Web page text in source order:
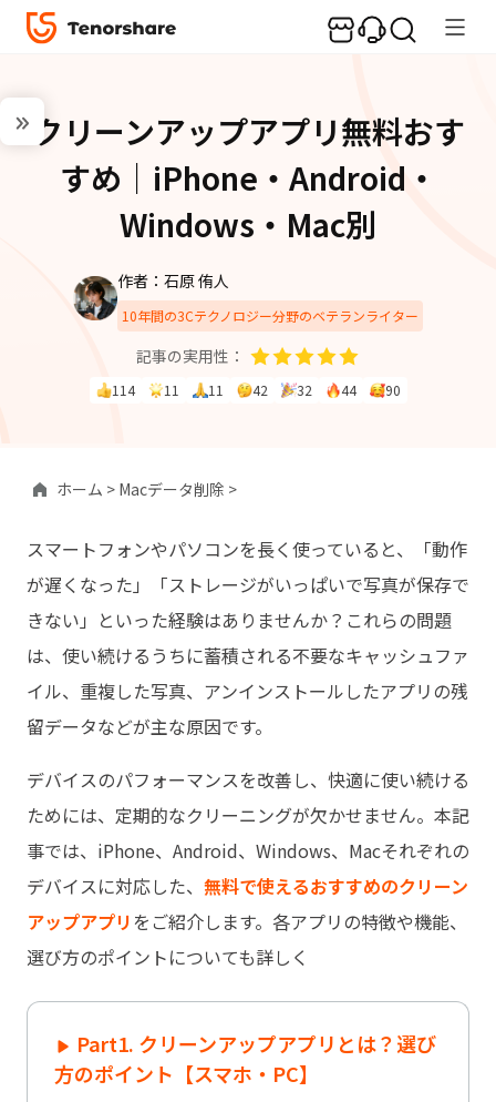
クリーンアップアプリ無料おす
すめ｜iPhone・Android・
Windows・Mac別
作者：石原 侑人
10年間の3Cテクノロジー分野のベテランライター
記事の実用性：
114 11 11 42 32 44 90
ホーム > Macデータ削除 >
スマートフォンやパソコンを長く使っていると、「動作
が遅くなった」「ストレージがいっぱいで写真が保存で
きない」といった経験はありませんか？これらの問題
は、使い続けるうちに蓄積される不要なキャッシュファ
イル、重複した写真、アンインストールしたアプリの残
留データなどが主な原因です。
デバイスのパフォーマンスを改善し、快適に使い続ける
ためには、定期的なクリーニングが欠かせません。本記
事では、iPhone、Android、Windows、Macそれぞれの
デバイスに対応した、 無料で使えるおすすめのクリーン
アップアプリ をご紹介します。各アプリの特徴や機能、
選び方のポイントについても詳しく
Part1. クリーンアップアプリとは？選び
方のポイント【スマホ・PC】